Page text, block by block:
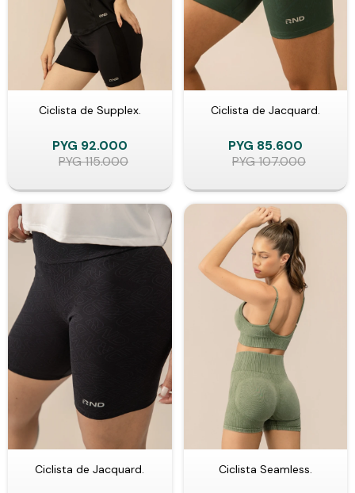
Ciclista de Supplex.
PYG 92.000
PYG115.000
Ciclista de Jacquard.
PYG 85.600
PYG107.000
Ciclista de Jacquard. Ciclista Seamless.